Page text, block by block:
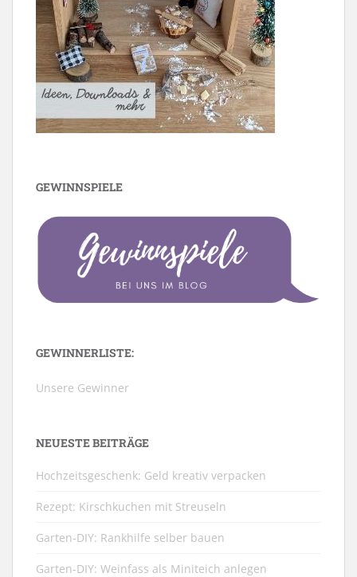
GEWINNSPIELE
GEWINNERLISTE:
Unsere Gewinner
NEUESTE BEITRÄGE
Hochzeitsgeschenk: Geld kreativ verpacken
Rezept: Kirschkuchen mit Streuseln
Garten-DIY: Rankhilfe selber bauen
Garten-DIY: Weinfass als Miniteich anlegen